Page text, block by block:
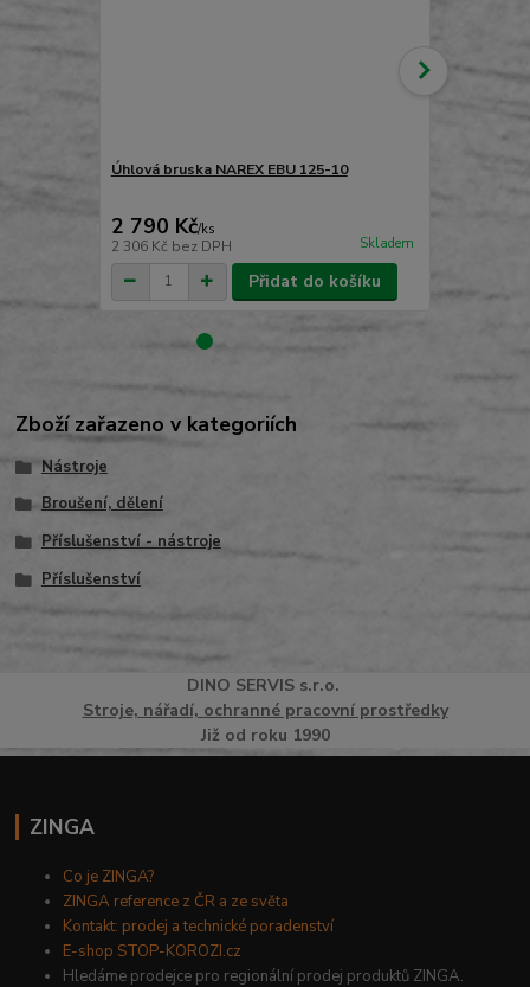
Úhlová bruska NAREX EBU 125-10
2 790 Kč/ks
2 306 Kč bez DPH Skladem
Přidat do košíku
Zboží zařazeno v kategoriích
Nástroje
Broušení, dělení
Příslušenství - nástroje
Příslušenství
DINO SERVISs.r.o.
Stroje, nářadí, ochranné pracovní prostředky
Již od roku 1990
ZINGA
Co je ZINGA?
ZINGA reference z ČR a ze světa
Kontakt: prodej a technické poradenství
E-shop STOP-KOROZI.cz
Hledáme prodejce pro regionální prodej produktů ZINGA.